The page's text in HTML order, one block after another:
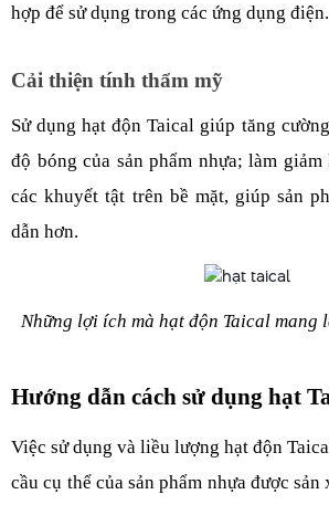
hợp để sử dụng trong các ứng dụng điện.
Cải thiện tính thẩm mỹ
Sử dụng hạt độn Taical giúp tăng
độ bóng của sản phẩm nhựa; làm
các khuyết tật trên bề mặt, giúp sản
dẫn hơn.
Những lợi ích mà hạt độn Taical mang
Hướng dẫn cách sử dụng hạt
Việc sử dụng và liều lượng hạt độn
cầu cụ thể của sản phẩm nhựa được